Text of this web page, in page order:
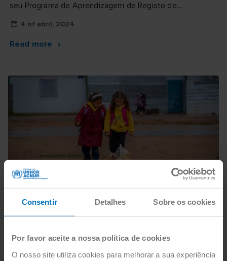
Consentir Detalhes Sobre os cookies
Por favor aceite a nossa política de cookies
O nosso site utiliza cookies para melhorar a sua experiência
seu Programa de Aprendizagem de Registo de
Emergência (ERLP)...
4 of abril, 2024
Read more
para escapar a conflitos, violência ou perseguição e
procuraram segurança noutro país. No ACNUR,